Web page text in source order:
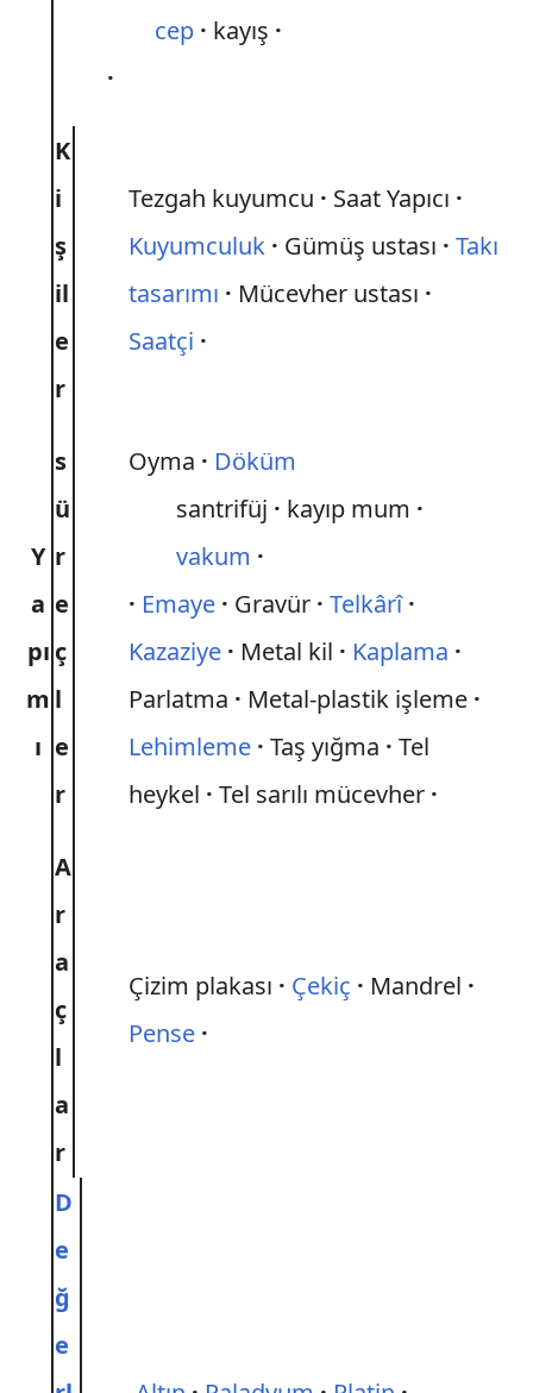
cep
kayış
Y
a
pı
m
ı
K
i
ş
il
e
r
Tezgah kuyumcu
Saat Yapıcı
Kuyumculuk
Gümüş ustası
Takı
tasarımı
Mücevher ustası
Saatçi
s
ü
r
e
ç
l
e
r
Oyma
Döküm
santrifüj
kayıp mum
vakum
Emaye
Gravür Telkârî
Kazaziye
Metal kil
Kaplama
Parlatma
Metal-plastik işleme
Lehimleme Taş yığma
Tel
heykel
Tel sarılı mücevher
A
r
a
ç
l
a
r
Çizim plakası Çekiç
Mandrel
Pense
D
e
ğ
e